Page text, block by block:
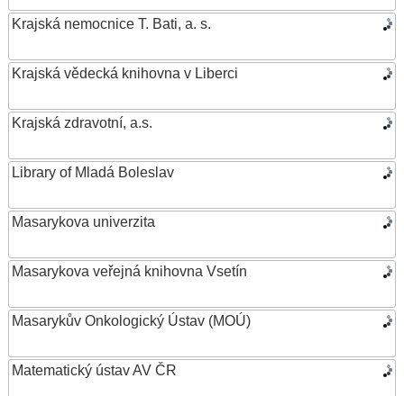
Krajská nemocnice T. Bati, a. s.
Krajská vědecká knihovna v Liberci
Krajská zdravotní, a.s.
Library of Mladá Boleslav
Masarykova univerzita
Masarykova veřejná knihovna Vsetín
Masarykův Onkologický Ústav (MOÚ)
Matematický ústav AV ČR